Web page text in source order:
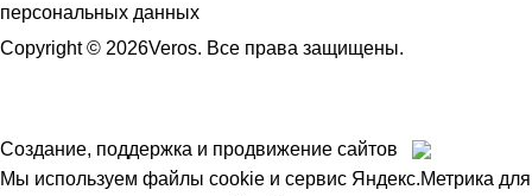
персональных данных
Copyright © 2026Veros. Все права защищены.
Создание, поддержка и продвижение сайтов
Мы используем файлы cookie и сервис Яндекс.Метрика для